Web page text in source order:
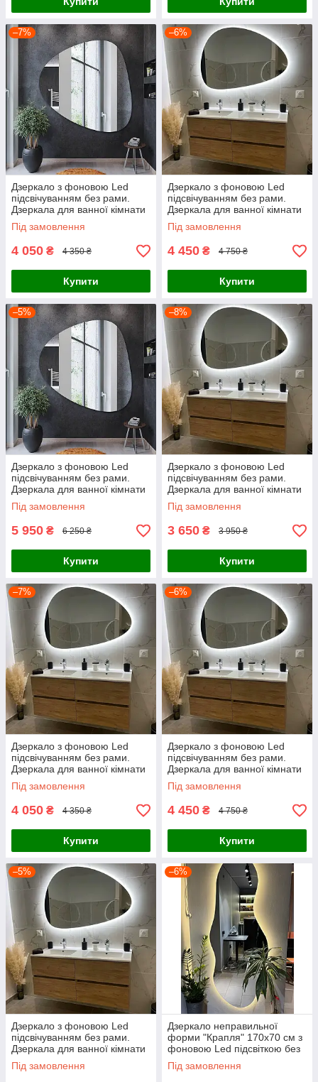
–7%
Дзеркало з фоновою Led
підсвічуванням без рами.
Дзеркала для ванної кімнати
Під замовлення
4 050 ₴ 4 350 ₴
Купити
–6%
Дзеркало з фоновою Led
підсвічуванням без рами.
Дзеркала для ванної кімнати
Під замовлення
4 450 ₴ 4 750 ₴
Купити
–5%
Дзеркало з фоновою Led
підсвічуванням без рами.
Дзеркала для ванної кімнати
Під замовлення
5 950 ₴ 6 250 ₴
Купити
–8%
Дзеркало з фоновою Led
підсвічуванням без рами.
Дзеркала для ванної кімнати
Під замовлення
3 650 ₴ 3 950 ₴
Купити
–7%
Дзеркало з фоновою Led
підсвічуванням без рами.
Дзеркала для ванної кімнати
Під замовлення
4 050 ₴ 4 350 ₴
Купити
–6%
Дзеркало з фоновою Led
підсвічуванням без рами.
Дзеркала для ванної кімнати
Під замовлення
4 450 ₴ 4 750 ₴
Купити
–5%
Дзеркало з фоновою Led
підсвічуванням без рами.
Дзеркала для ванної кімнати
Під замовлення
–6%
Дзеркало неправильної
форми "Крапля" 170х70 см з
фоновою Led підсвіткою без
рами. Дзеркала для ванної
кімнати
Під замовлення